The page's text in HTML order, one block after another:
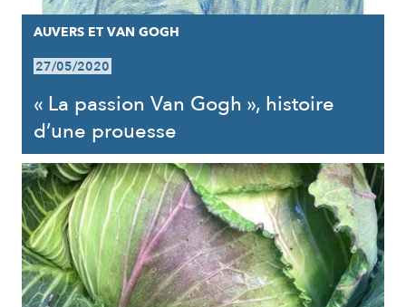
AUVERS ET VAN GOGH
27/05/2020
« La passion Van Gogh », histoire
d’une prouesse